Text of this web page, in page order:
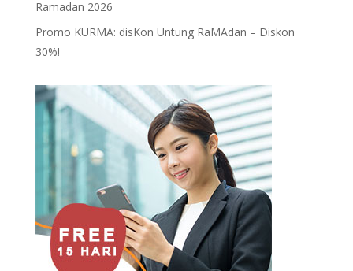
Ramadan 2026
Promo KURMA: disKon Untung RaMAdan – Diskon
30%!